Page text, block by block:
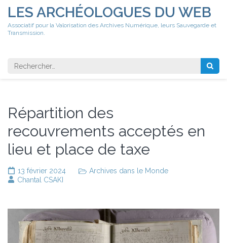
LES ARCHÉOLOGUES DU WEB
Associatif pour la Valorisation des Archives Numérique, leurs Sauvegarde et
Transmission.
Rechercher
Répartition des
recouvrements acceptés en
lieu et place de taxe
13 février 2024
Archives dans le Monde
Chantal CSAKI